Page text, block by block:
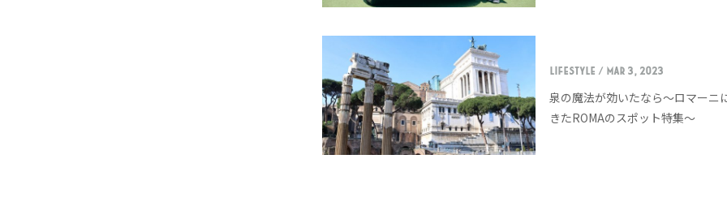
LIFESTYLE / Mar 3, 2023
泉の魔法が効いたなら〜ロマーニ
きたROMAのスポット特集〜